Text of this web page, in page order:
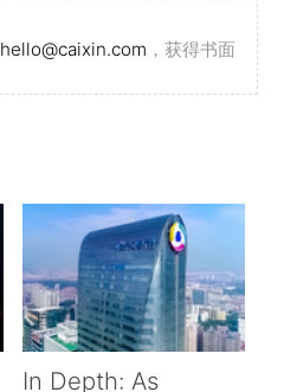
hello@caixin.com ，获得书面
In Depth: As